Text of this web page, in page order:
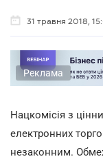
31 травня 2018,
Реклама
Нацкомісія з
електронних
незаконним.